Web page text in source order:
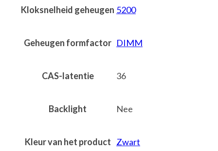
Kloksnelheid geheugen 5200
Geheugen formfactor DIMM
CAS-latentie 36
Backlight Nee
Kleur van het product Zwart